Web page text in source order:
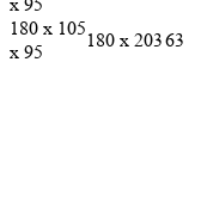
180 х 105
х 95
180 х 20363